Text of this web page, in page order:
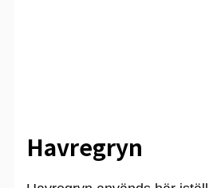
Havregryn